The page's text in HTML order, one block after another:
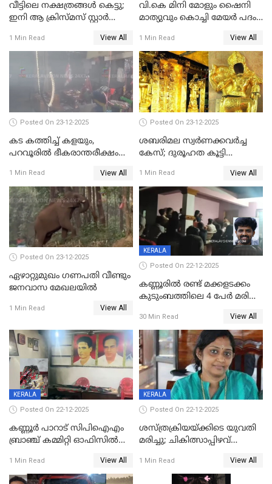
വീട്ടിലെ നക്ഷത്രങ്ങൾ കെട്ടു;
ഇനി ആ ക്രിസ്മസ് സ്റ്റാർ
വേണ്ടിയുള്ള
പിടിവലിക്കിടയിൽ
അപ്പൂപ്പനെതിരെ പോക്സോ
കേസ് ഒടുവിൽ 4 ജീവനുകൾ
പൊലിഞ്ഞു
1 Min Read View All
വി.കെ മിനി മോളും ഷൈനി
മാത്യുവും കൊച്ചി മേയർ പദം
മേയറാകില്ല
1 Min Read View All
Posted On 23-12-2025
കട കത്തിച്ച് കളയും,
പറവൂരില്‍ ഭീകരാന്തരീക്ഷം
1 Min Read View All
Posted On 23-12-2025
ശബരിമല സ്വര്‍ണക്കവര്‍ച്ച
കേസ്; ദുരൂഹത കൂട്ടി
1 Min Read View All
Posted On 23-12-2025
ഏഴാറ്റുമുഖം ഗണപതി വീണ്ടും
ജനവാസ മേഖലയിൽ
1 Min Read View All
KERALA
Posted On 22-12-2025
കണ്ണൂരിൽ രണ്ട് മക്കളടക്കം
കുടുംബത്തിലെ 4 പേർ മരിച്ച
30 Min Read View All
KERALA
Posted On 22-12-2025
കണ്ണൂർ പാറാട് സിപിഐഎം
ബ്രാഞ്ച് കമ്മിറ്റി ഓഫിസിൽ
ചിത്രങ്ങളടക്കം കത്തിയ
നിലയിൽ
1 Min Read View All
KERALA
Posted On 22-12-2025
ശസ്ത്രക്രിയയ്‌ക്കിടെ യുവതി
മരിച്ചു; ചികിത്സാപ്പിഴവ്
സംഭവം മാവേലിക്കരയിൽ
1 Min Read View All